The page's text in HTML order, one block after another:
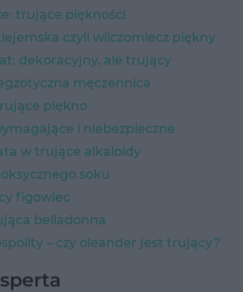
trujące piękności
czyli wilczomlecz piękny
dekoracyjny, ale trujący
męczennica
piękno
i niebezpieczne
w trujące alkaloidy
soku
figowiec
belladonna
– czy oleander jest trujący?